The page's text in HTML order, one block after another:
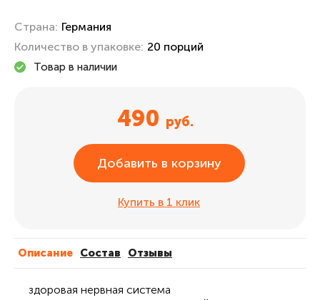
Страна: Германия
Количество в упаковке: 20 порций
Товар в наличии
490 руб.
Добавить в корзину
Купить в 1 клик
Описание Cостав Отзывы
здоровая нервная система